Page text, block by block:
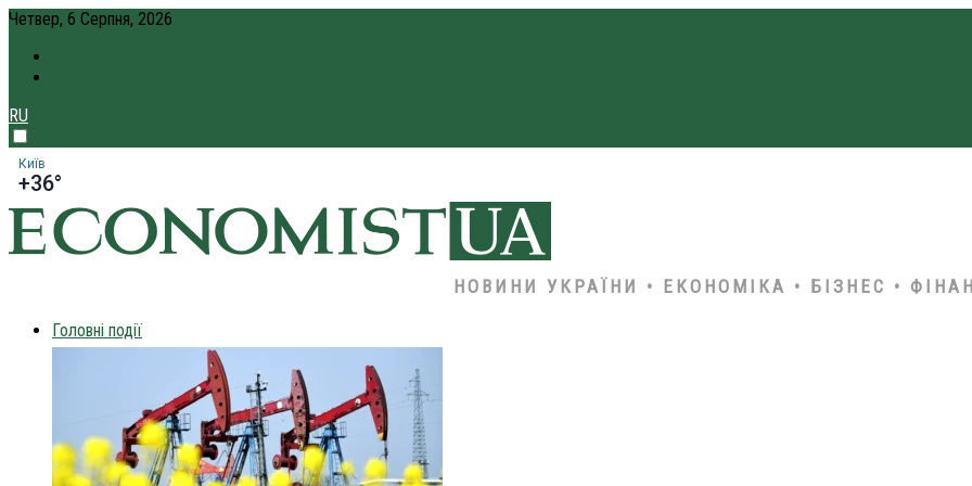
Четвер, 6 Серпня, 2026
RU
Київ
+36°
НОВИНИ УКРАЇНИ • ЕКОНОМІКА • БІЗНЕС •
Головні події